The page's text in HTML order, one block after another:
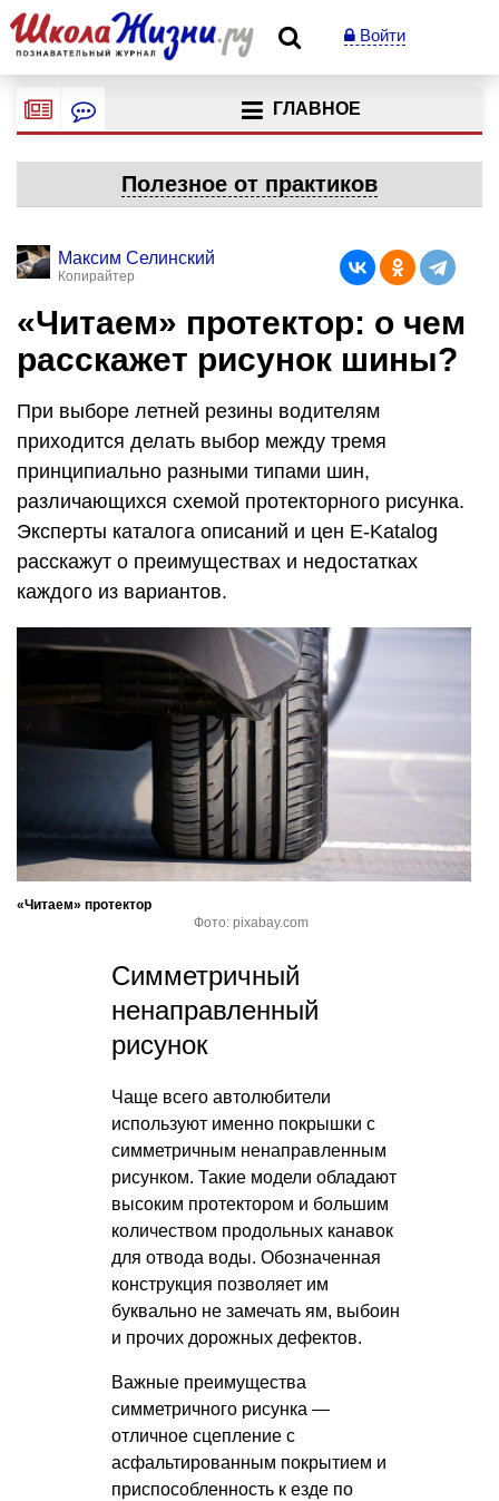
Войти
ГЛАВНОЕ
Полезное от практиков
Максим Селинский
Копирайтер
«Читаем» протектор: о чем
расскажет рисунок шины?
При выборе летней резины водителям
приходится делать выбор между тремя
принципиально разными типами шин,
различающихся схемой протекторного рисунка.
Эксперты каталога описаний и цен E-Katalog
расскажут о преимуществах и недостатках
каждого из вариантов.
«Читаем» протектор
Фото: pixabay.com
Симметричный
ненаправленный
рисунок
Чаще всего автолюбители
используют именно покрышки с
симметричным ненаправленным
рисунком. Такие модели обладают
высоким протектором и большим
количеством продольных канавок
для отвода воды. Обозначенная
конструкция позволяет им
буквально не замечать ям, выбоин
и прочих дорожных дефектов.
Важные преимущества
симметричного рисунка —
отличное сцепление с
асфальтированным покрытием и
приспособленность к езде по